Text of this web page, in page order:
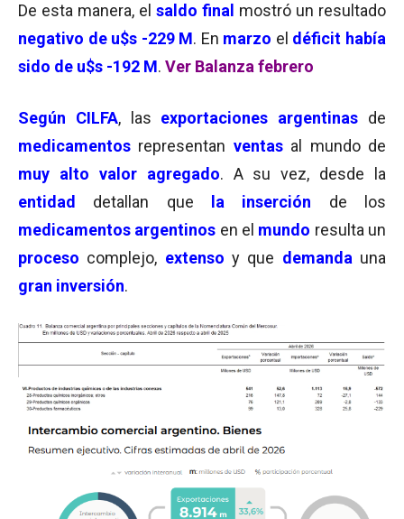
De esta manera, el saldo final mostró un resultado
negativo de u$s -229 M. En marzo el déficit había
sido de u$s -192 M. Ver Balanza febrero
Según CILFA, las exportaciones argentinas de
medicamentos representan ventasal mundo de
muy alto valor agregado. A su vez, desde la
entidad
detallan que la inserción de los
medicamentos argentinos en el mundo resulta un
proceso complejo, extenso y que demanda una
gran inversión.